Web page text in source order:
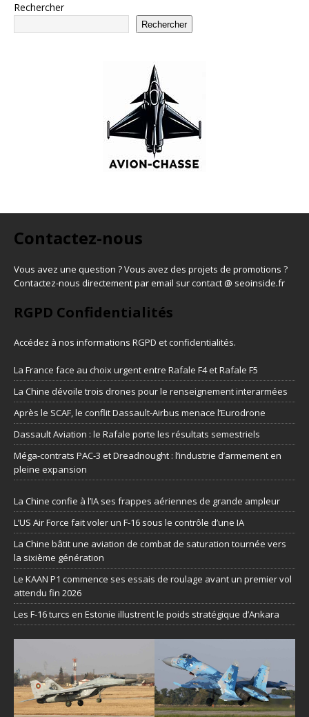
Rechercher
Rechercher
Contactez-nous
Vous avez une question ? Vous avez des projets de promotions ?
Contactez-nous directement par email sur contact @ seoinside.fr
RGPD Confidentialités
Accédez à nos informations RGPD et confidentialités.
La France face au choix urgent entre Rafale F4 et Rafale F5
La Chine dévoile trois drones pour le renseignement interarmées
Après le SCAF, le conflit Dassault-Airbus menace l’Eurodrone
Dassault Aviation : le Rafale porte les résultats semestriels
Méga-contrats PAC-3 et Dreadnought : l’industrie d’armement en
pleine expansion
La Chine confie à l’IA ses frappes aériennes de grande ampleur
L’US Air Force fait voler un F-16 sous le contrôle d’une IA
La Chine bâtit une aviation de combat de saturation tournée vers
la sixième génération
Le KAAN P1 commence ses essais de roulage avant un premier vol
attendu fin 2026
Les F-16 turcs en Estonie illustrent le poids stratégique d’Ankara